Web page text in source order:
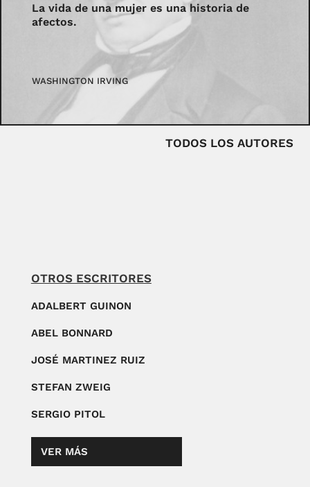
La vida de una mujer es una historia de
afectos.
WASHINGTON IRVING
TODOS LOS AUTORES
OTROS ESCRITORES
ADALBERT GUINON
ABEL BONNARD
JOSÉ MARTINEZ RUIZ
STEFAN ZWEIG
SERGIO PITOL
VER MÁS